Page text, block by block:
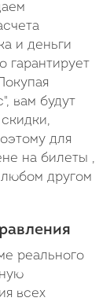
и деньги
гарантирует
вам будут
для
на билеты ,
другом
реального
всех